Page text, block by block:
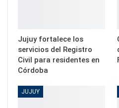
Jujuy fortalece los
servicios del Registro
Civil para residentes en
Córdoba
JUJUY